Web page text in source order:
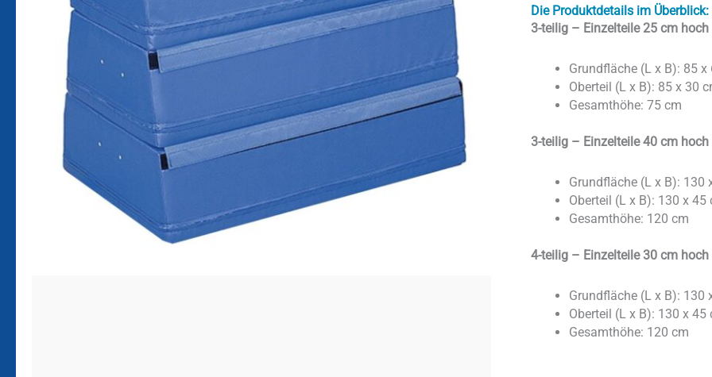
Die Produktdetails im Überblick:
3-teilig – Einzelteile 25 cm hoch
Grundfläche (L x B): 85 x
Oberteil (L x B): 85 x 30
Gesamthöhe: 75 cm
3-teilig – Einzelteile 40 cm hoch
Grundfläche (L x B): 130
Oberteil (L x B): 130 x 45
Gesamthöhe: 120 cm
4-teilig – Einzelteile 30 cm hoch
Grundfläche (L x B): 130
Oberteil (L x B): 130 x 45
Gesamthöhe: 120 cm